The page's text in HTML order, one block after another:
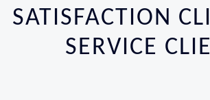
SATISFACTION
SERVICE